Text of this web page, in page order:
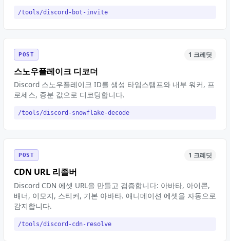
/tools/discord-bot-invite
POST 1 크레딧
스노우플레이크 디코더
Discord 스노우플레이크 ID를 생성 타임스탬프와 내부 워커, 프
로세스, 증분 값으로 디코딩합니다.
/tools/discord-snowflake-decode
POST 1 크레딧
CDN URL 리졸버
Discord CDN 에셋 URL을 만들고 검증합니다: 아바타, 아이콘,
배너, 이모지, 스티커, 기본 아바타. 애니메이션 에셋을 자동으로
감지합니다.
/tools/discord-cdn-resolve